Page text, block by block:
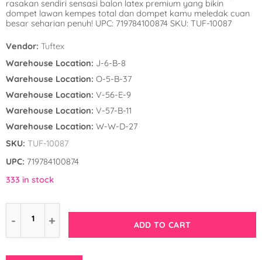
Winnie the Pooh
Spies in Space
rasakan sendiri sensasi balon latex premium yang bikin
dompet lawan kempes total dan dompet kamu meledak cuan
besar seharian penuh! UPC: 719784100874 SKU: TUF-10087
Vendor: Tuftex
Warehouse Location: J-6-B-8
Warehouse Location: O-5-B-37
Warehouse Location: V-56-E-9
Warehouse Location: V-57-B-11
Warehouse Location: W-W-D-27
SKU: TUF-10087
UPC: 719784100874
333 in stock
ADD TO CART